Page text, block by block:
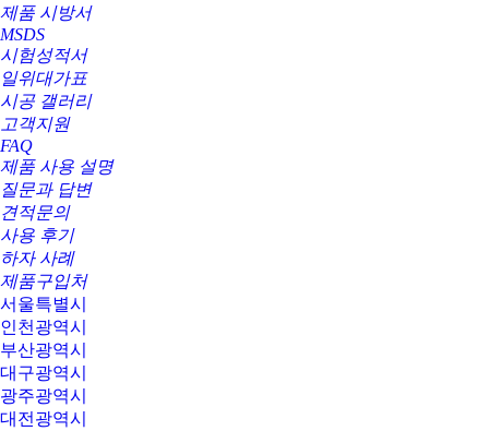
제품 시방서
MSDS
시험성적서
일위대가표
시공 갤러리
고객지원
FAQ
제품 사용 설명
질문과 답변
견적문의
사용 후기
하자 사례
제품구입처
서울특별시
인천광역시
부산광역시
대구광역시
광주광역시
대전광역시